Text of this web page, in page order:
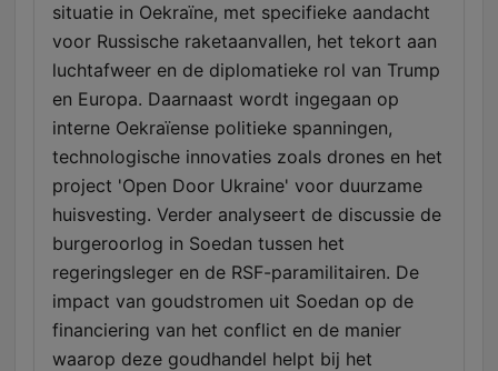
situatie in Oekraïne, met specifieke aandacht
voor Russische raketaanvallen, het tekort aan
luchtafweer en de diplomatieke rol van Trump
en Europa. Daarnaast wordt ingegaan op
interne Oekraïense politieke spanningen,
technologische innovaties zoals drones en het
project 'Open Door Ukraine' voor duurzame
huisvesting. Verder analyseert de discussie de
burgeroorlog in Soedan tussen het
regeringsleger en de RSF-paramilitairen. De
impact van goudstromen uit Soedan op de
financiering van het conflict en de manier
waarop deze goudhandel helpt bij het